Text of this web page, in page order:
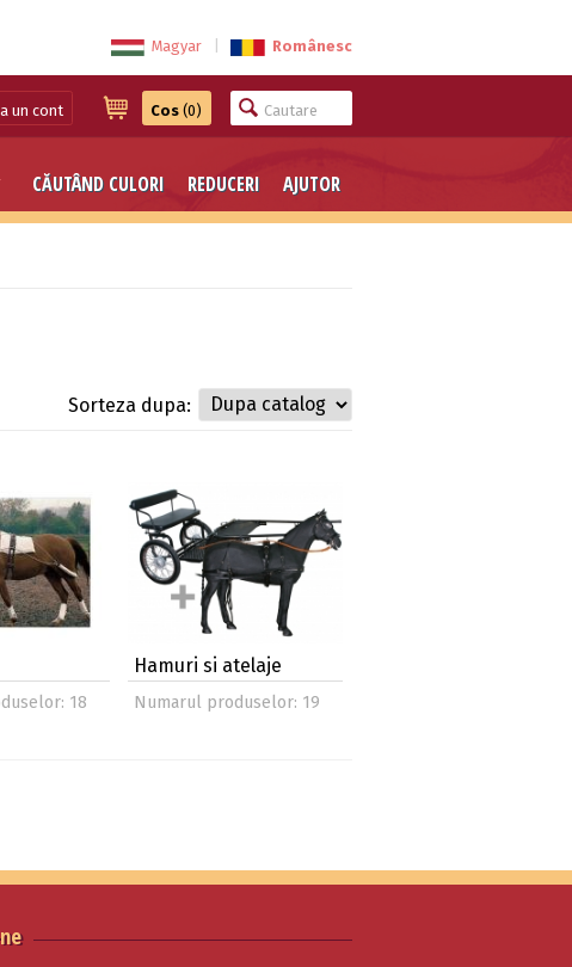
Magyar Românesc
un cont Cos (0)
CĂUTÂND CULORI REDUCERI AJUTOR
Sorteza dupa:
18
Hamuri si atelaje
Numarul produselor: 19